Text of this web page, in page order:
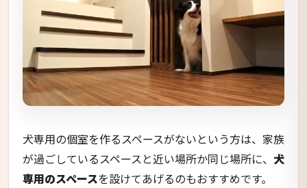
犬専用の個室を作るスペースがないという方は、家族
が過ごしているスペースと近い場所か同じ場所に、 犬
専用のスペースを設けてあげるのもおすすめです。